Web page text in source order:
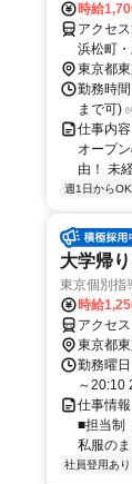
時給
アクセス: 大井町駅より徒歩1分 品川・大森・蒲田 高輪ゲートウェイ・田町
浜松町
口 か
東京都
勤務時
まで可)
仕事内
オープ
由！ 未
週1日からOK
大学帰
東京個別
時給
アクセ
東京都
勤務曜
～20:10
仕事情
■担当制
私服の
社員登用あり